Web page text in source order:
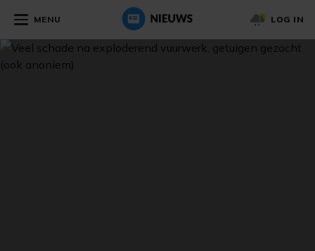
MENU LOG IN